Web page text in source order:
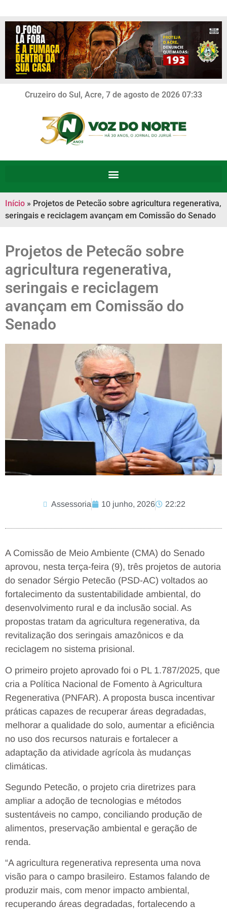
Cruzeiro do Sul, Acre, 7 de agosto de 2026 07:33
Início » Projetos de Petecão sobre agricultura regenerativa,
seringais e reciclagem avançam em Comissão do Senado
Projetos de Petecão sobre
agricultura regenerativa,
seringais e reciclagem
avançam em Comissão do
Senado
Assessoria 10 junho, 2026 22:22
A Comissão de Meio Ambiente (CMA) do Senado
aprovou, nesta terça-feira (9), três projetos de autoria
do senador Sérgio Petecão (PSD-AC) voltados ao
fortalecimento da sustentabilidade ambiental, do
desenvolvimento rural e da inclusão social. As
propostas tratam da agricultura regenerativa, da
revitalização dos seringais amazônicos e da
reciclagem no sistema prisional.
O primeiro projeto aprovado foi o PL 1.787/2025, que
cria a Política Nacional de Fomento à Agricultura
Regenerativa (PNFAR). A proposta busca incentivar
práticas capazes de recuperar áreas degradadas,
melhorar a qualidade do solo, aumentar a eficiência
no uso dos recursos naturais e fortalecer a
adaptação da atividade agrícola às mudanças
climáticas.
Segundo Petecão, o projeto cria diretrizes para
ampliar a adoção de tecnologias e métodos
sustentáveis no campo, conciliando produção de
alimentos, preservação ambiental e geração de
renda.
“A agricultura regenerativa representa uma nova
visão para o campo brasileiro. Estamos falando de
produzir mais, com menor impacto ambiental,
recuperando áreas degradadas, fortalecendo a